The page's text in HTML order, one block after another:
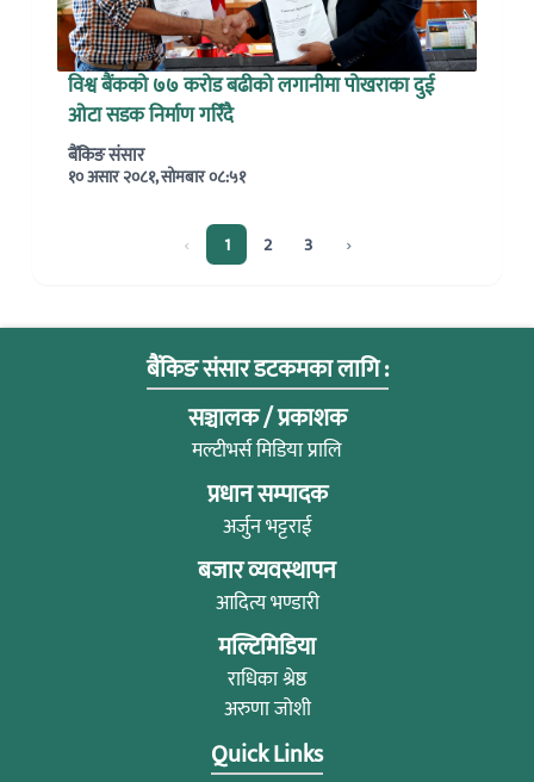
विश्व बैंकको ७७ करोड बढीको लगानीमा पोखराका दुई
ओटा सडक निर्माण गरिँदै
बैंकिङ संसार
१० असार २०८१, सोमबार ०८:५१
‹ 1 2 3 ›
बैंकिङ संसार डटकमका लागि :
सञ्चालक / प्रकाशक
मल्टीभर्स मिडिया प्रालि
प्रधान सम्पादक
अर्जुन भट्टराई
बजार व्यवस्थापन
आदित्य भण्डारी
मल्टिमिडिया
राधिका श्रेष्ठ
अरुणा जोशी
Quick Links